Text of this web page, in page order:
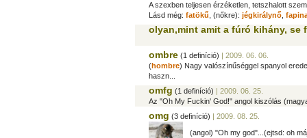
A szexben teljesen érzéketlen, tetszhalott
Lásd még: fatökű , (nőkre): jégkirálynő
olyan,mint amit a fúró kihány, se
ombre (1 definíció) | 2009. 06. 06.
(hombre) Nagy valószínűséggel spanyol
haszn...
omfg (1 definíció) | 2009. 06. 25.
Az "Oh My Fuckin' God!" angol kiszólás
omg (3 definíció) | 2009. 08. 25.
(angol) "Oh my god"...(ejtsd: oh